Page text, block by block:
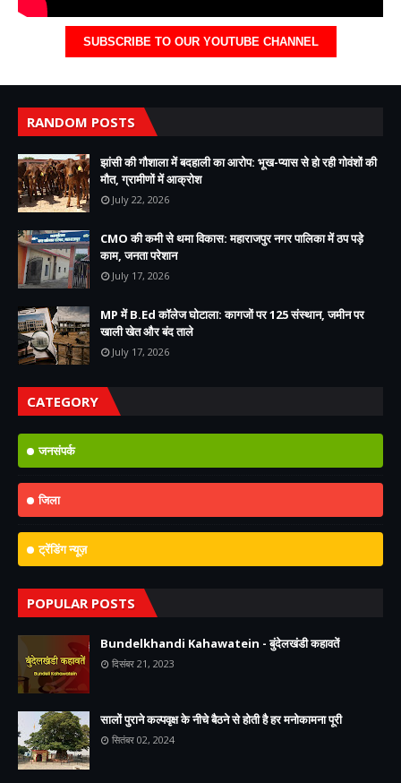
SUBSCRIBE TO OUR YOUTUBE CHANNEL
RANDOM POSTS
झांसी की गौशाला में बदहाली का आरोप: भूख-प्यास से हो रही गोवंशों की
मौत, ग्रामीणों में आक्रोश
July 22, 2026
CMO की कमी से थमा विकास: महाराजपुर नगर पालिका में ठप पड़े
काम, जनता परेशान
July 17, 2026
MP में B.Ed कॉलेज घोटाला: कागजों पर 125 संस्थान, जमीन पर
खाली खेत और बंद ताले
July 17, 2026
CATEGORY
जनसंपर्क
जिला
ट्रेंडिंग न्यूज़
POPULAR POSTS
Bundelkhandi Kahawatein - बुंदेलखंडी कहावतें
दिसंबर 21, 2023
सालों पुराने कल्पवृक्ष के नीचे बैठने से होती है हर मनोकामना पूरी
सितंबर 02, 2024